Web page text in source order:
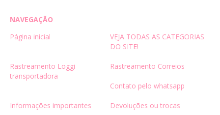
NAVEGAÇÃO
Página inicial
VEJA TODAS AS CATEGORIAS
DO SITE!
Rastreamento Loggi
transportadora
Rastreamento Correios
Contato pelo whatsapp
Informações importantes Devoluções ou trocas